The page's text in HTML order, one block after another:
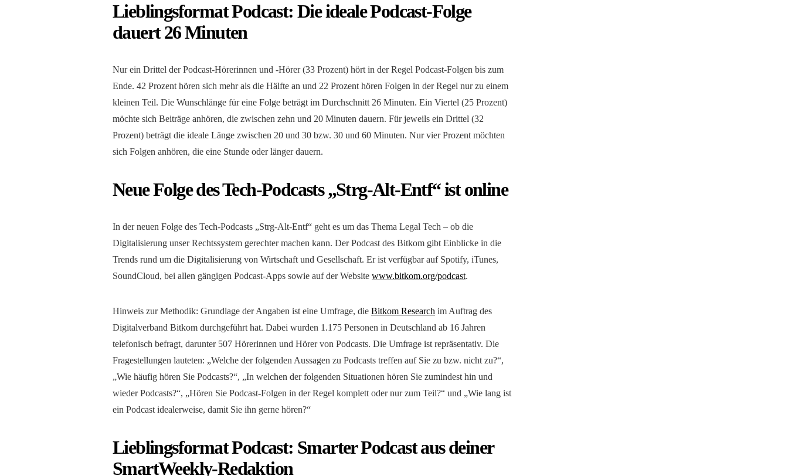
Lieblingsformat Podcast: Die ideale Podcast-Folge
dauert 26 Minuten
Nur ein Drittel der Podcast-Hörerinnen und -Hörer (33 Prozent) hört in der Regel Podcast-Folgen bis zum
Ende. 42 Prozent hören sich mehr als die Hälfte an und 22 Prozent hören Folgen in der Regel nur zu einem
kleinen Teil. Die Wunschlänge für eine Folge beträgt im Durchschnitt 26 Minuten. Ein Viertel (25 Prozent)
möchte sich Beiträge anhören, die zwischen zehn und 20 Minuten dauern. Für jeweils ein Drittel (32
Prozent) beträgt die ideale Länge zwischen 20 und 30 bzw. 30 und 60 Minuten. Nur vier Prozent möchten
sich Folgen anhören, die eine Stunde oder länger dauern.
Neue Folge des Tech-Podcasts „Strg-Alt-Entf“ ist online
In der neuen Folge des Tech-Podcasts „Strg-Alt-Entf“ geht es um das Thema Legal Tech – ob die
Digitalisierung unser Rechtssystem gerechter machen kann. Der Podcast des Bitkom gibt Einblicke in die
Trends rund um die Digitalisierung von Wirtschaft und Gesellschaft. Er ist verfügbar auf Spotify, iTunes,
SoundCloud, bei allen gängigen Podcast-Apps sowie auf der Website www.bitkom.org/podcast.
Hinweis zur Methodik: Grundlage der Angaben ist eine Umfrage, die Bitkom Research im Auftrag des
Digitalverband Bitkom durchgeführt hat. Dabei wurden 1.175 Personen in Deutschland ab 16 Jahren
telefonisch befragt, darunter 507 Hörerinnen und Hörer von Podcasts. Die Umfrage ist repräsentativ. Die
Fragestellungen lauteten: „Welche der folgenden Aussagen zu Podcasts treffen auf Sie zu bzw. nicht zu?“,
„Wie häufig hören Sie Podcasts?“, „In welchen der folgenden Situationen hören Sie zumindest hin und
wieder Podcasts?“, „Hören Sie Podcast-Folgen in der Regel komplett oder nur zum Teil?“ und „Wie lang ist
ein Podcast idealerweise, damit Sie ihn gerne hören?“
Lieblingsformat Podcast: Smarter Podcast aus deiner
SmartWeekly-Redaktion